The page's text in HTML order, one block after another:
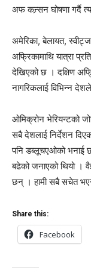
अफ कन्र्सन घोषणा गर्दै
अमेरिका, बेलायत,
अफ्रिकामाथि यात्रा
देखिएको छ । दक्षिण
नागरिकलाई विभिन्न
ओमिक्रोन भेरियन्टको
सबै देशलाई निर्देशन
पनि डब्लूचएओको भनाई
बढेको जनाएको थियो ।
छन् । हामी सबै सचेत
Share this:
Facebook